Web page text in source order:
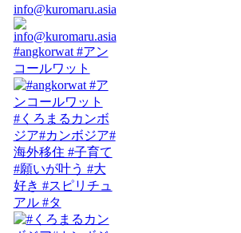
info@kuromaru.asia
#angkorwat #アン
コールワット
#くろまるカンボ
ジア#カンボジア#
海外移住 #子育て
#願いが叶う #大
好き #スピリチュ
アル #タ